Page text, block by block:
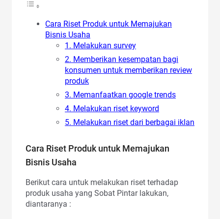
Cara Riset Produk untuk Memajukan
Bisnis Usaha
1. Melakukan survey
2. Memberikan kesempatan bagi
konsumen untuk memberikan review
produk
3. Memanfaatkan google trends
4. Melakukan riset keyword
5. Melakukan riset dari berbagai iklan
Cara Riset Produk untuk Memajukan
Bisnis Usaha
Berikut cara untuk melakukan riset terhadap
produk usaha yang Sobat Pintar lakukan,
diantaranya :